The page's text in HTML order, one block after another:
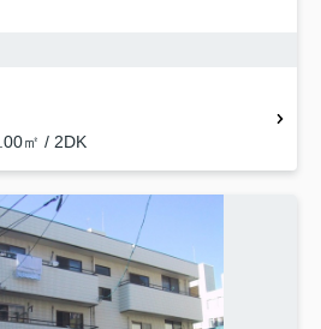
㎡ / 2DK